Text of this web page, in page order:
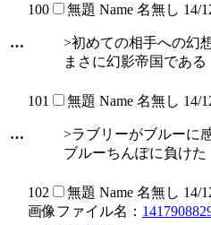
…
100 無題 Name 名無し 14/
>初めての相手への幻
まさに幻影帝国である
…
101 無題 Name 名無し 14/
>ラブリーがブルーに
ブルーちんぽに負けた
102 無題 Name 名無し 14/
画像ファイル名：